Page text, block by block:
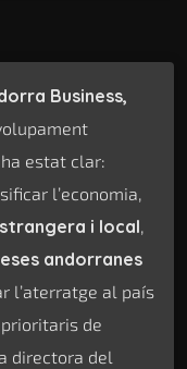
Business,
estat clar:
l’economia,
i local,
andorranes
l’aterratge al país
de
directora del